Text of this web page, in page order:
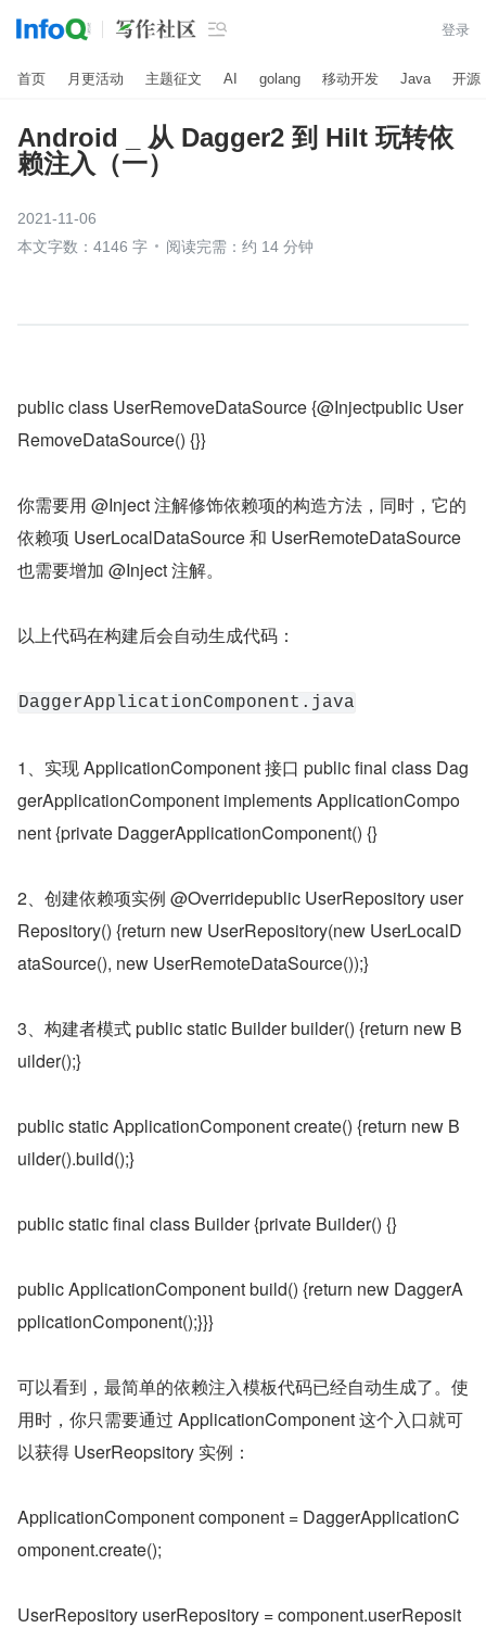
 登录
首页 月更活动 主题征文 AI golang 移动开发 Java 开源
Android _ 从 Dagger2 到 Hilt 玩转依
赖注入（一）
2021-11-06
本文字数：4146 字
阅读完需：约 14 分钟
public class UserRemoveDataSource {@Injectpublic User
RemoveDataSource() {}}
你需要用 @Inject 注解修饰依赖项的构造方法，同时，它的
依赖项 UserLocalDataSource 和 UserRemoteDataSource
也需要增加 @Inject 注解。
以上代码在构建后会自动生成代码：
DaggerApplicationComponent.java
1、实现 ApplicationComponent 接口 public final class Dag
gerApplicationComponent implements ApplicationCompo
nent {private DaggerApplicationComponent() {}
2、创建依赖项实例 @Overridepublic UserRepository user
Repository() {return new UserRepository(new UserLocalD
ataSource(), new UserRemoteDataSource());}
3、构建者模式 public static Builder builder() {return new B
uilder();}
public static ApplicationComponent create() {return new B
uilder().build();}
public static final class Builder {private Builder() {}
public ApplicationComponent build() {return new DaggerA
pplicationComponent();}}}
可以看到，最简单的依赖注入模板代码已经自动生成了。使
用时，你只需要通过 ApplicationComponent 这个入口就可
以获得 UserReopsitory 实例：
ApplicationComponent component = DaggerApplicationC
omponent.create();
UserRepository userRepository = component.userReposit